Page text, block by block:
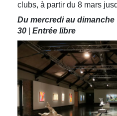
clubs, à partir du 8 mars
Du mercredi au dimanche
30
Entrée libre